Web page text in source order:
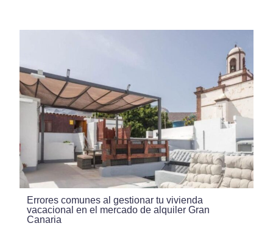
Errores comunes al gestionar tu vivienda
vacacional en el mercado de alquiler Gran
Canaria